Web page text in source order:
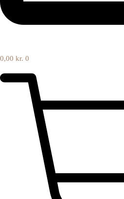
0,00 kr. 0